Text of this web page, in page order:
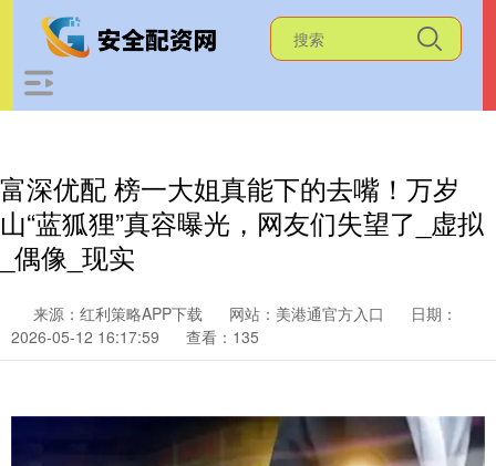
富深优配 榜一大姐真能下的去嘴！万岁
山“蓝狐狸”真容曝光，网友们失望了_虚拟
_偶像_现实
来源：红利策略APP下载 网站：美港通官方入口
日期：
2026-05-12 16:17:59
查看：135